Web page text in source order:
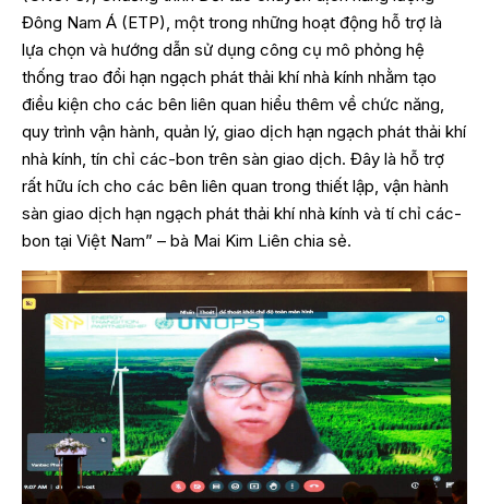
Đông Nam Á (ETP), một trong những hoạt động hỗ trợ là
lựa chọn và hướng dẫn sử dụng công cụ mô phỏng hệ
thống trao đổi hạn ngạch phát thải khí nhà kính nhằm tạo
điều kiện cho các bên liên quan hiểu thêm về chức năng,
quy trình vận hành, quản lý, giao dịch hạn ngạch phát thải khí
nhà kính, tín chỉ các-bon trên sàn giao dịch. Đây là hỗ trợ
rất hữu ích cho các bên liên quan trong thiết lập, vận hành
sàn giao dịch hạn ngạch phát thải khí nhà kính và tí chỉ các-
bon tại Việt Nam” – bà Mai Kim Liên chia sẻ.